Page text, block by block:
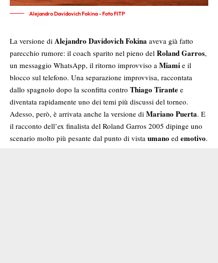
Alejandro Davidovich Fokina - Foto FITP
La versione di Alejandro Davidovich Fokina aveva già fatto
parecchio rumore: il coach sparito nel pieno del Roland Garros,
un messaggio WhatsApp, il ritorno improvviso a Miami e il
blocco sul telefono. Una separazione improvvisa, raccontata
dallo spagnolo dopo la sconfitta contro Thiago Tirante e
diventata rapidamente uno dei temi più discussi del torneo.
Adesso, però, è arrivata anche la versione di Mariano Puerta. E
il racconto dell’ex finalista del Roland Garros 2005 dipinge uno
scenario molto più pesante dal punto di vista umano ed emotivo.